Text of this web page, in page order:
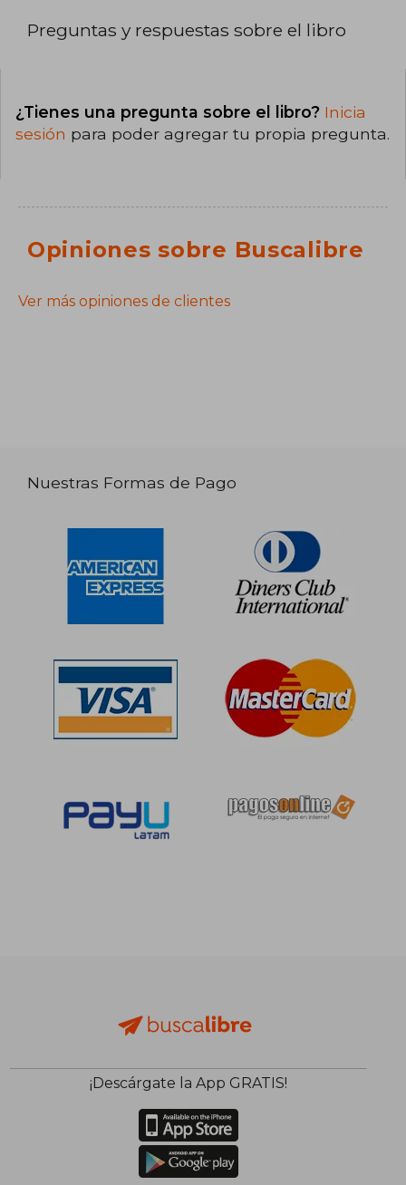
Preguntas y respuestas sobre el libro
¿Tienes una pregunta sobre el libro? Inicia
sesión para poder agregar tu propia pregunta.
Opiniones sobre Buscalibre
Ver más opiniones de clientes
Nuestras Formas de Pago
¡Descárgate la App GRATIS!